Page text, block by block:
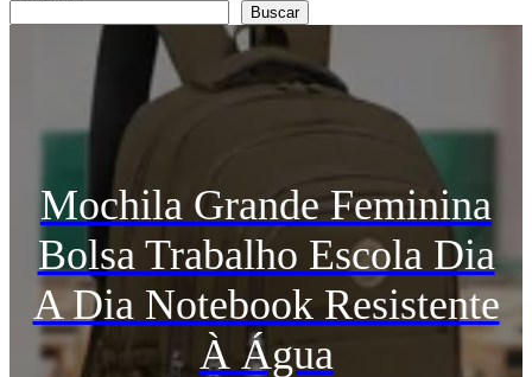
Buscar
Mochila Grande Feminina
Bolsa Trabalho Escola Dia
A Dia Notebook Resistente
À Água